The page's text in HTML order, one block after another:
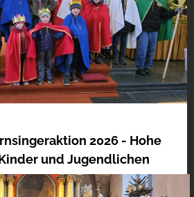
2026 - Hohe
und Jugendlichen